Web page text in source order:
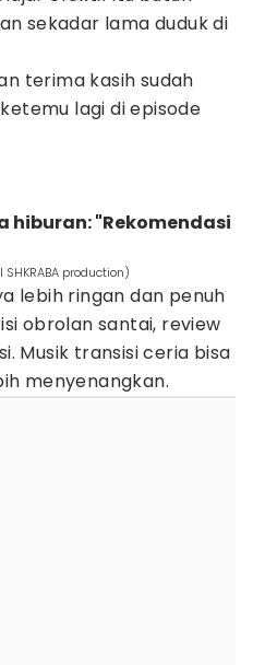
sekadar lama duduk di
terima kasih sudah
lagi di episode
hiburan: "Rekomendasi
production)
lebih ringan dan penuh
obrolan santai, review
Musik transisi ceria bisa
menyenangkan.